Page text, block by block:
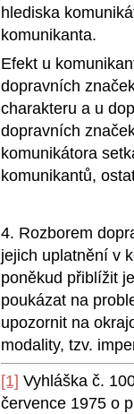
hlediska
komunikanta.
Efekt u
dopravních
charakteru a u
dopravních
komunikátora
komunikantů,
4. Rozborem
jejich uplatnění v
poněkud přiblížit
poukázat na
upozornit na
modality, tzv.
[1] Vyhláška č.
července 1975 o